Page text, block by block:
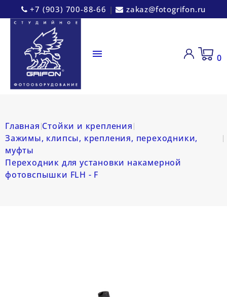
+7 (903) 700-88-66 | zakaz@fotogrifon.ru
 0
Главная Стойки и крепления
Зажимы, клипсы, крепления, переходники,
муфты
Переходник для установки накамерной
фотовспышки FLH - F